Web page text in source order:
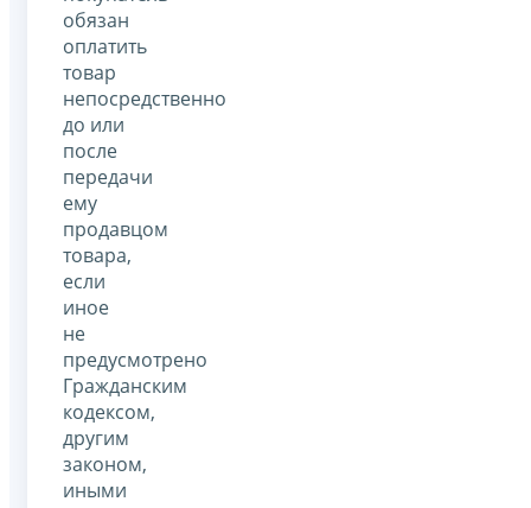
обязан
оплатить
товар
непосредственно
до или
после
передачи
ему
продавцом
товара,
если
иное
не
предусмотрено
Гражданским
кодексом,
другим
законом,
иными